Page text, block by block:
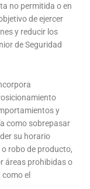
no permitida o en
de ejercer
y reducir los
de Seguridad
y
como sobrepasar
su horario
robo de producto,
áreas prohibidas o
el